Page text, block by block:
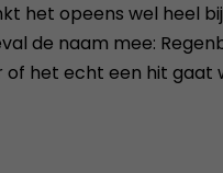
het opeens wel heel
de naam mee:
het echt een hit gaat